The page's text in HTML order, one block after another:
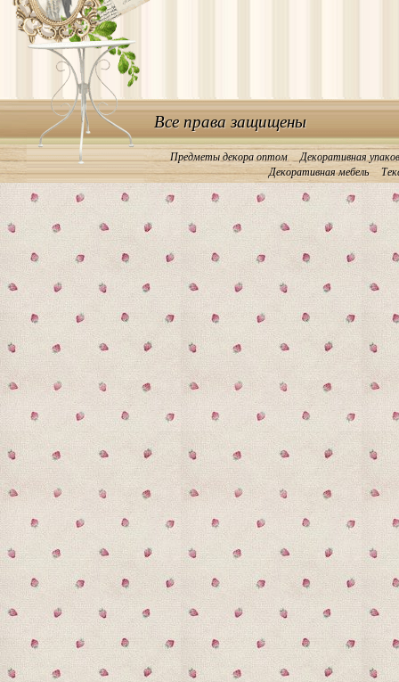
Предметы декора оптом
Декоративная
Декоративная мебель
Все права защищены